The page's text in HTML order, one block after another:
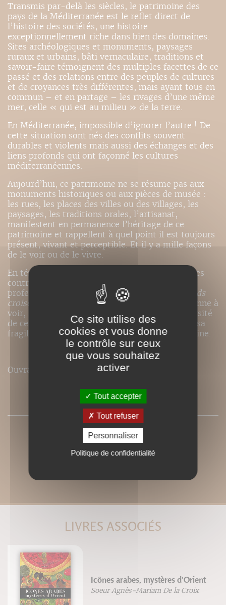
Transmis par-delà les siècles, le patrimoine des
pays de la Méditerranée est le reflet direct de
l’histoire des sociétés, une histoire
exceptionnellement riche dans bien des domaines.
Sites archéologiques et monuments, paysages
ruraux et urbains, bâti vernaculaire, traditions et
savoir-faire témoignent des multiples facettes de ce
passé et des relations entre des peuples de cultures
et de croyances très différentes, mais ayant tous en
commun – et en partage – les rivages d’une même
mer, celle « qui est au milieu » de la terre.
En Méditerranée, impossible d’ignorer l’autre ! De
cette situation sont nés des conflits souvent
durables et violents mais aussi des échanges et des
liens profonds qui ont façonné les cultures
méditerranéennes.
Aujourd’hui, ce patrimoine ne se résume pas aux
monuments historiques ou aux pièces de musée :
les rues, les places des villes ou des villages, les
paysages, les traditions orales, l’artisanat,
manifestent en permanence l’héritage de ce
patrimoine et rappellent à quel point il est toujours
présent, vivant et perceptible. Et il y a mille façons
de le voir ou de le vivre.
En témoigne cet ouvrage : nourri de nombreuses
contributions de photographes amateurs et
professionnels du Bassin méditerranéen,
Regards
croisés - Patrimoine vivant en Méditerranée
donne à
voir, sous différents angles, la chatoyante diversité
de cet héritage, tout en nous questionnant sur sa
fragilité et sa place dans la société contemporaine.
Ouvrage en français-anglais-arabe
SOMMAIRE
LIVRES ASSOCIÉS
Icônes arabes, mystères d'Orient
Soeur Agnès-Mariam De la Croix
Ce site utilise des
cookies et vous donne
le contrôle sur ceux
que vous souhaitez
activer
Tout accepter
Tout refuser
Personnaliser
Politique de confidentialité